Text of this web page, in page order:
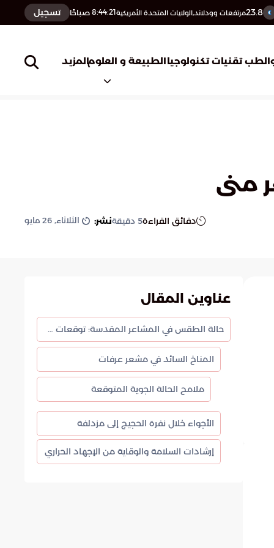
23.8مرتفعات وودلاند,الولايات المتحدة الأمريكية8:44:22 صباحًا تسجيل
تقنيات تكنولوجياالطبيعة و العلومالمزيد
منى
دقائق القراءة5 دقيقةنشر: الثلاثاء, 26 مايو
عناوين المقال
حالة الطقس في المشاعر المقدسة: توقعات درجات الحرارة خلال الحج
المناخ السائد في مشعر عرفات
ملامح الحالة الجوية المتوقعة
الأجواء خلال نفرة الحجيج إلى مزدلفة
إرشادات السلامة والوقاية من الإجهاد الحراري